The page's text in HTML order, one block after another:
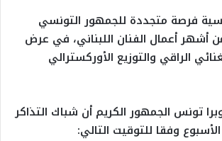
فرصة متجددة للجمهور التونسي
أشهر أعمال الفنان اللبناني، في عرض
الراقي والتوزيع الأوركسترالي
تونس الجمهور الكريم أن شباك التذاكر
وفقا للتوقيت التالي: